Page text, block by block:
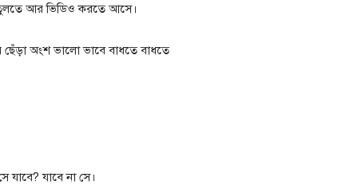
তুলতে আর ভিডিও করতে আসে।
অংশ ভালো ভাবে বাধতে বাধতে
যাবে না সে।